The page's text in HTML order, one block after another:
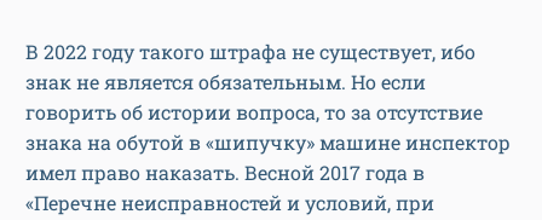
В 2022 году такого штрафа не существует, ибо
знак не является обязательным. Но если
говорить об истории вопроса, то за отсутствие
знака на обутой в «шипучку» машине инспектор
имел право наказать. Весной 2017 года в
«Перечне неисправностей и условий, при